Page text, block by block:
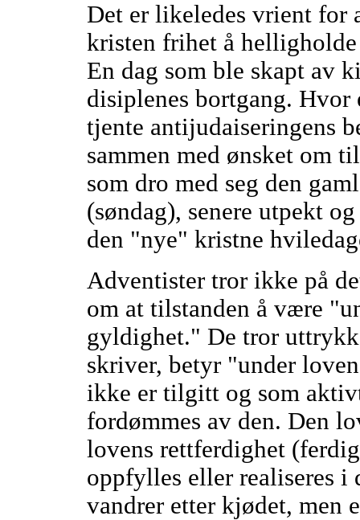
Det er likeledes vrient for
kristen frihet å
En dag som ble skapt av
disiplenes bortgang.
tjente antijudaiseringens
sammen med ønsket om
som dro med seg den
(søndag), senere utpekt
den "nye" kristne
Adventister tror ikke på
om at tilstanden å være
gyldighet." De tror
skriver, betyr "under
ikke er tilgitt og som
fordømmes av den. Den
lovens rettferdighet
oppfylles eller realiseres i
vandrer etter kjødet, men